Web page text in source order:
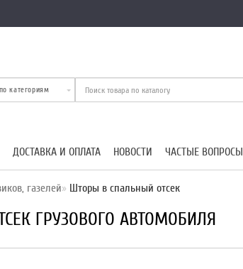
ДОСТАВКА И ОПЛАТА НОВОСТИ ЧАСТЫЕ ВОПРОСЫ
газелей Шторы в спальный отсек
ГРУЗОВОГО АВТОМОБИЛЯ